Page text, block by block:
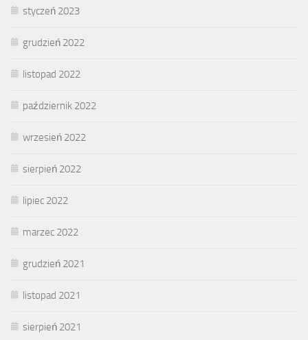
styczeń 2023
grudzień 2022
listopad 2022
październik 2022
wrzesień 2022
sierpień 2022
lipiec 2022
marzec 2022
grudzień 2021
listopad 2021
sierpień 2021